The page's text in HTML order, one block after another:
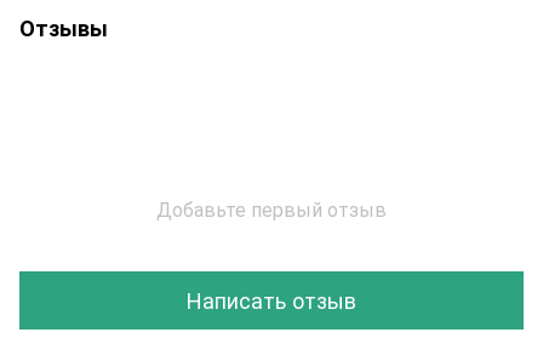
Отзывы
Добавьте первый отзыв
Написать отзыв